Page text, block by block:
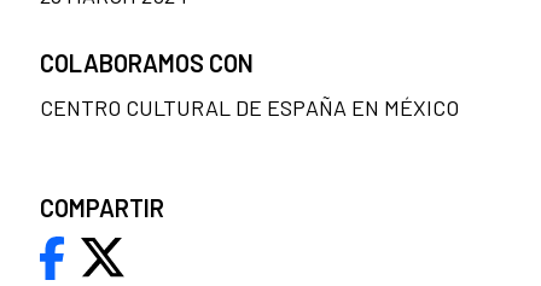
COLABORAMOS CON
CENTRO CULTURAL DE ESPAÑA EN MÉXICO
COMPARTIR